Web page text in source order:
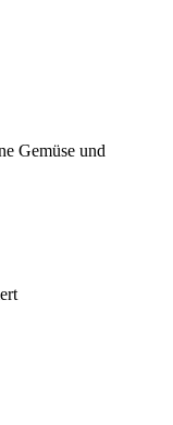
Gemüse und